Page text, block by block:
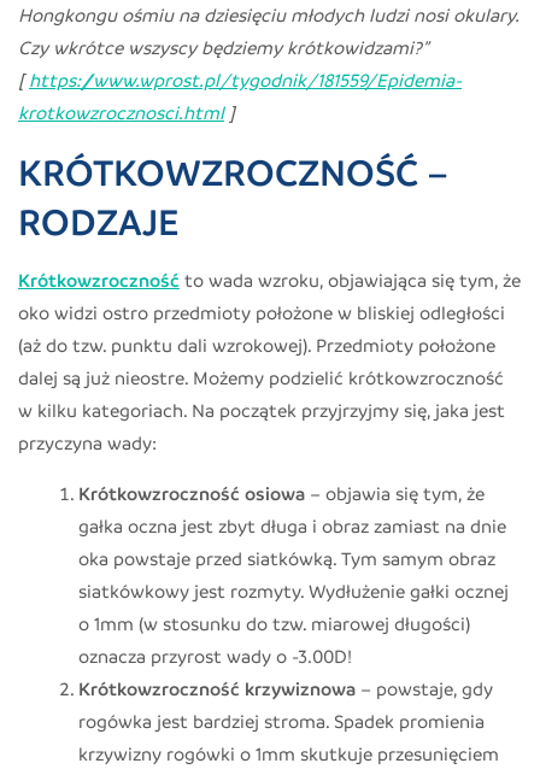
Hongkongu ośmiu na dziesięciu młodych ludzi nosi okulary.
Czy wkrótce wszyscy będziemy krótkowidzami?”
[ https://www.wprost.pl/tygodnik/181559/Epidemia-
krotkowzrocznosci.html]
KRÓTKOWZROCZNOŚĆ –
RODZAJE
Krótkowzroczność to wada wzroku, objawiająca się tym, że
oko widzi ostro przedmioty położone w bliskiej odległości
(aż do tzw. punktu dali wzrokowej). Przedmioty położone
dalej są już nieostre. Możemy podzielić krótkowzroczność
w kilku kategoriach. Na początek przyjrzyjmy się, jaka jest
przyczyna wady:
Krótkowzroczność osiowa – objawia się tym, że
gałka oczna jest zbyt długa i obraz zamiast na dnie
oka powstaje przed siatkówką. Tym samym obraz
siatkówkowy jest rozmyty. Wydłużenie gałki ocznej
o 1mm (w stosunku do tzw. miarowej długości)
oznacza przyrost wady o -3.00D!
Krótkowzroczność krzywiznowa – powstaje, gdy
rogówka jest bardziej stroma. Spadek promienia
krzywizny rogówki o 1mm skutkuje przesunięciem